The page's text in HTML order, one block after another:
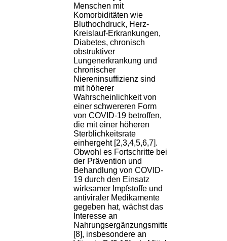
Menschen mit
Komorbiditäten wie
Bluthochdruck, Herz-
Kreislauf-Erkrankungen,
Diabetes, chronisch
obstruktiver
Lungenerkrankung und
chronischer
Niereninsuffizienz sind
mit höherer
Wahrscheinlichkeit von
einer schwereren Form
von COVID-19 betroffen,
die mit einer höheren
Sterblichkeitsrate
einhergeht [2,3,4,5,6,7].
Obwohl es Fortschritte bei
der Prävention und
Behandlung von COVID-
19 durch den Einsatz
wirksamer Impfstoffe und
antiviraler Medikamente
gegeben hat, wächst das
Interesse an
Nahrungsergänzungsmitteln
[8], insbesondere an